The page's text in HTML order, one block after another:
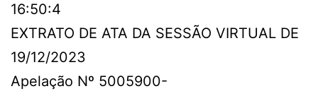
16:50:4
EXTRATO DE ATA DA SESSÃO VIRTUAL DE
19/12/2023
Apelação Nº 5005900-